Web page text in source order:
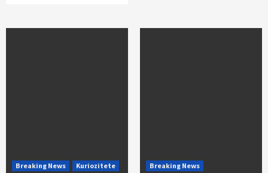
Breaking News Kuriozitete Breaking News